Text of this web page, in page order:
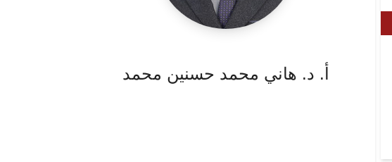
أ. د. هاني محمد حسنين محمد